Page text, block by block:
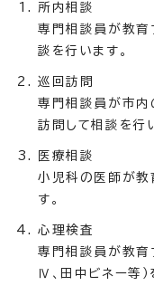
所内相談
専門相談員が教育
談を行います。
巡回訪問
専門相談員が市内
訪問して相談を行
医療相談
小児科の医師が教
す。
心理検査
専門相談員が教育
Ⅳ、田中ビネー等）